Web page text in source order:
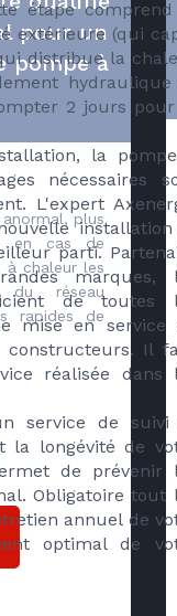
étape
extérieure (qui
distribue la
2 jours
la
nécessaires
L'expert
parti.
marques,
de toutes
mise en service
constructeurs. Il
réalisée dans
service de
la longévité de
de prévenir
Obligatoire tout
annuel de
optimal de
pour un
pompe à
plus
en cas de
chaleur les
du réseau
rapides de